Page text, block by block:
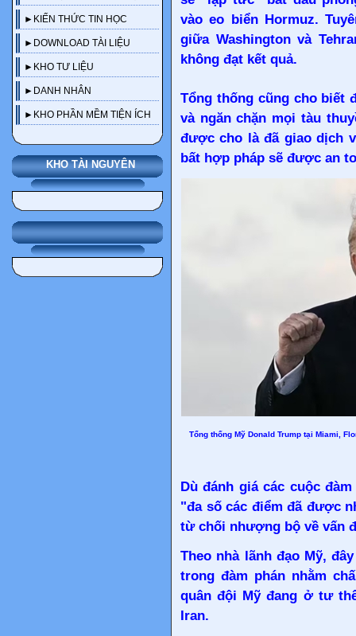
►KIẾN THỨC TIN HỌC
►DOWNLOAD TÀI LIỆU
►KHO TƯ LIỆU
►DANH NHÂN
►KHO PHẦN MỀM TIỆN ÍCH
KHO TÀI NGUYÊN
vào eo biển Hormuz.
giữa Washington và
không đạt kết quả.
Tổng thống cũng cho biết
và ngăn chặn mọi tàu
được cho là đã giao dịch
bất hợp pháp sẽ được an
Tổng thống Mỹ Donald Trump tại Miami,
Dù đánh giá các cuộc
"đa số các điểm đã được
từ chối nhượng bộ về vấn
Theo nhà lãnh đạo Mỹ,
trong đàm phán nhằm
quân đội Mỹ đang ở tư
Iran.